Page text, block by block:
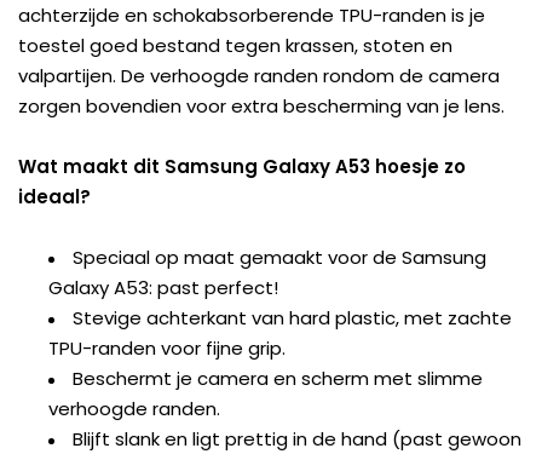
achterzijde en schokabsorberende TPU-randen is je
toestel goed bestand tegen krassen, stoten en
valpartijen. De verhoogde randen rondom de camera
zorgen bovendien voor extra bescherming van je lens.
Wat maakt dit Samsung Galaxy A53 hoesje zo
ideaal?
Speciaal op maat gemaakt voor de Samsung
Galaxy A53: past perfect!
Stevige achterkant van hard plastic, met zachte
TPU-randen voor fijne grip.
Beschermt je camera en scherm met slimme
verhoogde randen.
Blijft slank en ligt prettig in de hand (past gewoon